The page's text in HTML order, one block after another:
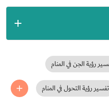
رؤية الجن في المنام
تفسير رؤية التحول في المنام